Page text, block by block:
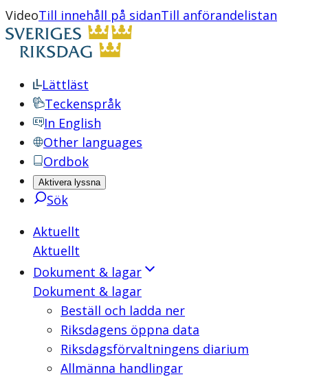
VideoTill innehåll på sidanTill anförandelistan
Lättläst
Teckenspråk
In English
Other languages
Ordbok
Aktivera lyssna
Sök
Aktuellt
Aktuellt
Dokument & lagar
Dokument & lagar
Beställ och ladda ner
Riksdagens öppna data
Riksdagsförvaltningens diarium
Allmänna handlingar